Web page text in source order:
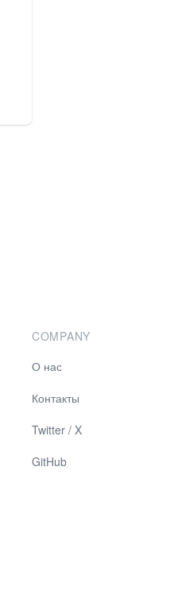
COMPANY
О нас
Контакты
Twitter / X
GitHub